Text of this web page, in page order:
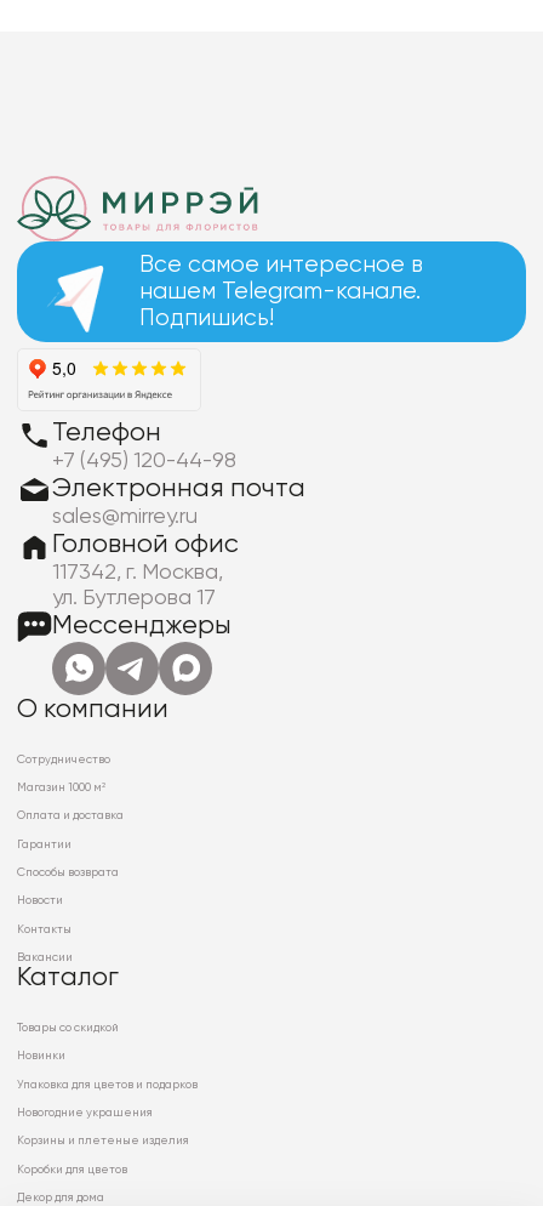
Все самое интересное в
нашем Telegram-канале.
Подпишись!
Телефон
+7 (495) 120-44-98
Электронная почта
sales@mirrey.ru
Головной офис
117342, г. Москва,
ул. Бутлерова 17
Мессенджеры
О компании
Сотрудничество
Магазин 1000 м²
Оплата и доставка
Гарантии
Способы возврата
Новости
Контакты
Вакансии
Каталог
Товары со скидкой
Новинки
Упаковка для цветов и подарков
Новогодние украшения
Корзины и плетеные изделия
Коробки для цветов
Декор для дома